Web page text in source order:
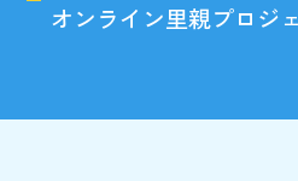
オンライン里親プロジ